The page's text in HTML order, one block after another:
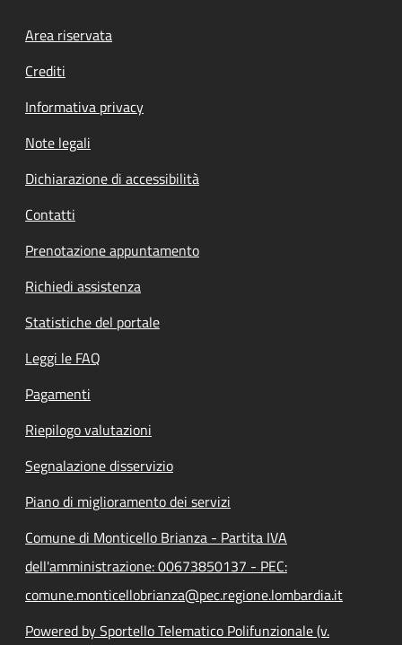
Footer menu
Area riservata
Crediti
Informativa privacy
Note legali
Dichiarazione di accessibilità
Contatti
Prenotazione appuntamento
Richiedi assistenza
Statistiche del portale
Leggi le FAQ
Pagamenti
Riepilogo valutazioni
Segnalazione disservizio
Piano di miglioramento dei servizi
Comune di Monticello Brianza - Partita IVA
dell'amministrazione: 00673850137 - PEC:
comune.monticellobrianza@pec.regione.lombardia.it
Powered by Sportello Telematico Polifunzionale (v.